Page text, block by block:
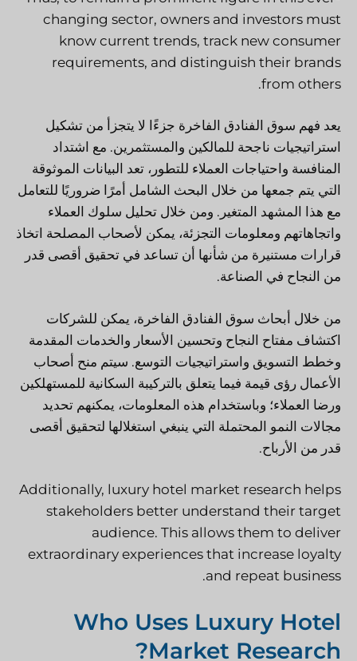
changing sector, owners and investors must
know current trends, track new consumer
requirements, and distinguish their brands
from others.
يعد فهم سوق الفنادق الفاخرة جزءًا لا يتجزأ من تشكيل
استراتيجيات ناجحة للمالكين والمستثمرين. مع اشتداد
المنافسة واحتياجات العملاء للتطور، تعد البيانات الموثوقة
التي يتم جمعها من خلال البحث الشامل أمرًا ضروريًا للتعامل
مع هذا المشهد المتغير. ومن خلال تحليل سلوك العملاء
واتجاهاتهم ومعلومات التجزئة، يمكن لأصحاب المصلحة اتخاذ
قرارات مستنيرة من شأنها أن تساعد في تحقيق أقصى قدر
من النجاح في الصناعة.
من خلال أبحاث سوق الفنادق الفاخرة، يمكن للشركات
اكتشاف مفتاح النجاح وتحسين الأسعار والخدمات المقدمة
وخطط التسويق واستراتيجيات التوسع. سيتم منح أصحاب
الأعمال رؤى قيمة فيما يتعلق بالتركيبة السكانية للمستهلكين
ورضا العملاء؛ وباستخدام هذه المعلومات، يمكنهم تحديد
مجالات النمو المحتملة التي ينبغي استغلالها لتحقيق أقصى
قدر من الأرباح.
Additionally, luxury hotel market research helps
stakeholders better understand their target
audience. This allows them to deliver
extraordinary experiences that increase loyalty
and repeat business.
Who Uses Luxury Hotel
Market Research?